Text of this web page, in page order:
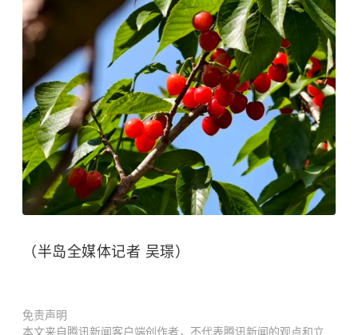
（半岛全媒体记者 吴璟）
免责声明
本文来自腾讯新闻客户端创作者，不代表腾讯新闻的观点和立